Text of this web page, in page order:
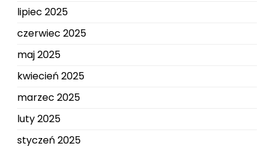
lipiec 2025
czerwiec 2025
maj 2025
kwiecień 2025
marzec 2025
luty 2025
styczeń 2025